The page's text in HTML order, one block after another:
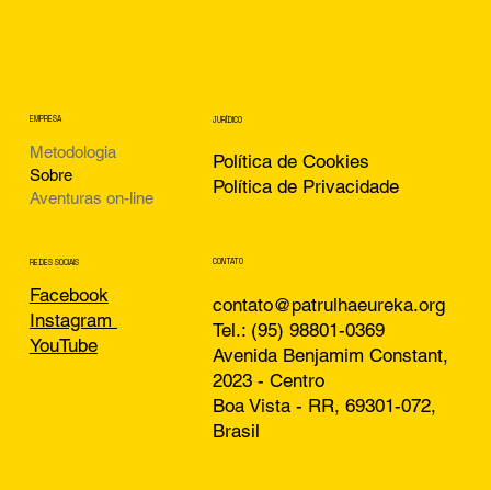
Metodologia
Sobre
Aventuras on-line
EMPRESA JURÍDICO
Política de Privacidade
Política de Cookies
REDES SOCIAIS
Facebook
Instagram
YouTube
CONTATO
contato@patrulhaeureka.org
Avenida Benjamim Constant,
2023 - Centro
Boa Vista - RR, 69301-072,
Brasil
Tel.: (95) 98801-0369